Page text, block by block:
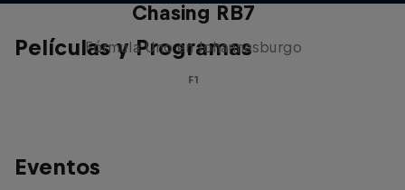
Películas y Programas
Chasing RB7
Fórmula Uno en Johannesburgo
F1
Eventos